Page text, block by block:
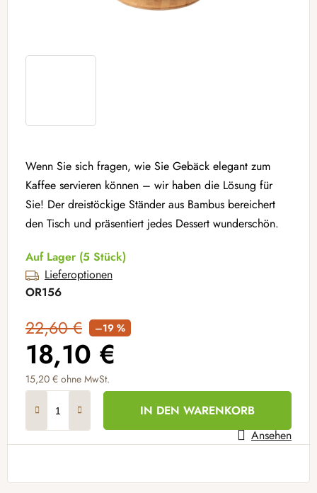
Wenn Sie sich fragen, wie Sie Gebäck elegant zum
Kaffee servieren können – wir haben die Lösung für
Sie! Der dreistöckige Ständer aus Bambus bereichert
den Tisch und präsentiert jedes Dessert wunderschön.
Auf Lager (5 Stück)
Lieferoptionen
OR156
22,60 € –19 %
18,10 €
15,20 € ohne MwSt.
IN DEN WARENKORB
Ansehen